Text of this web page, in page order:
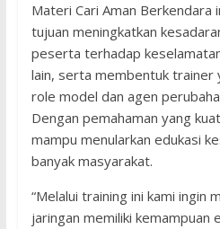
Materi Cari Aman Berkendara
tujuan meningkatkan
peserta terhadap
lain, serta membentuk trainer
role model dan agen
Dengan pemahaman yang
mampu menularkan edukasi
banyak masyarakat.
“Melalui training ini kami ingin
jaringan memiliki kemampuan